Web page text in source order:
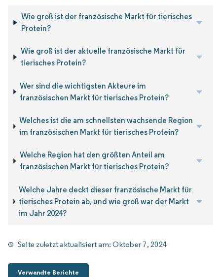
Wie groß ist der französische Markt für tierisches
Protein?
Wie groß ist der aktuelle französische Markt für
tierisches Protein?
Wer sind die wichtigsten Akteure im
französischen Markt für tierisches Protein?
Welches ist die am schnellsten wachsende Region
im französischen Markt für tierisches Protein?
Welche Region hat den größten Anteil am
französischen Markt für tierisches Protein?
Welche Jahre deckt dieser französische Markt für
tierisches Protein ab, und wie groß war der Markt
im Jahr 2024?
Seite zuletzt aktualisiert am:Oktober 7, 2024
Verwandte Berichte